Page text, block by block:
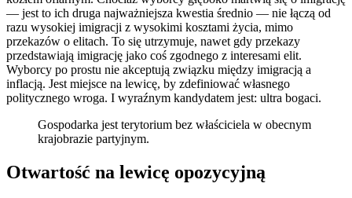
— jest to ich druga najważniejsza kwestia średnio — nie łączą od
razu wysokiej imigracji z wysokimi kosztami życia, mimo
przekazów o elitach. To się utrzymuje, nawet gdy przekazy
przedstawiają imigrację jako coś zgodnego z interesami elit.
Wyborcy po prostu nie akceptują związku między imigracją a
inflacją. Jest miejsce na lewicę, by zdefiniować własnego
politycznego wroga. I wyraźnym kandydatem jest: ultra bogaci.
Gospodarka jest terytorium bez właściciela w obecnym
krajobrazie partyjnym.
Otwartość na lewicę opozycyjną